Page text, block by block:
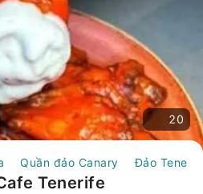
20
Quần đảo Canary Đảo
Tenerife